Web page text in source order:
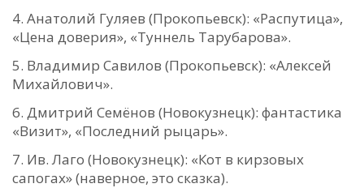
Анатолий Гуляев (Прокопьевск): «Распутица»,
«Цена доверия», «Туннель Тарубарова».
Владимир Савилов (Прокопьевск): «Алексей
Михайлович».
Дмитрий Семёнов (Новокузнецк): фантастика
«Визит», «Последний рыцарь».
Ив. Лаго (Новокузнецк): «Кот в кирзовых
сапогах» (наверное, это сказка).